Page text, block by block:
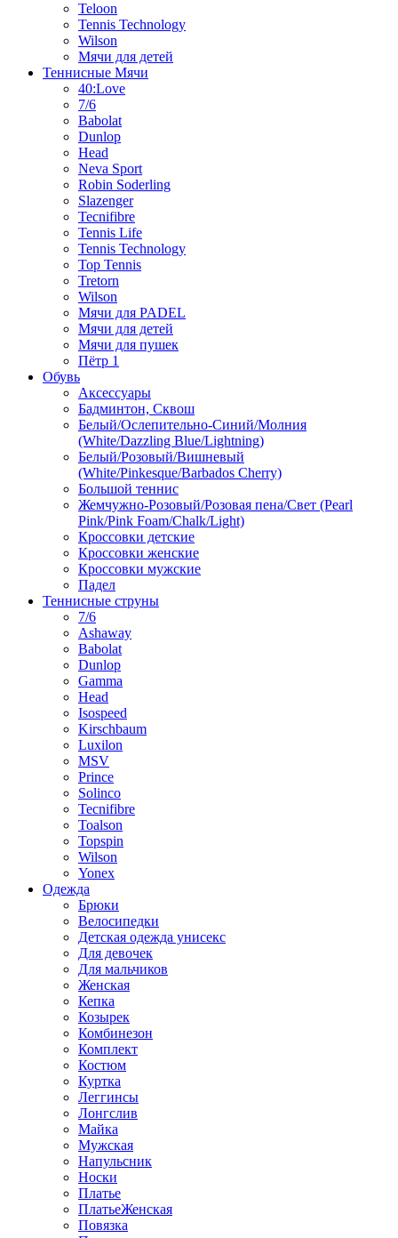
Teloon
Tennis Technology
Wilson
Мячи для детей
Теннисные Мячи
40:Love
7/6
Babolat
Dunlop
Head
Neva Sport
Robin Soderling
Slazenger
Tecnifibre
Tennis Life
Tennis Technology
Top Tennis
Tretorn
Wilson
Мячи для PADEL
Мячи для детей
Мячи для пушек
Пётр 1
Обувь
Аксессуары
Бадминтон, Сквош
Белый/Ослепительно-Синий/Молния
(White/Dazzling Blue/Lightning)
Белый/Розовый/Вишневый
(White/Pinkesque/Barbados Cherry)
Большой теннис
Жемчужно-Розовый/Розовая пена/Свет (Pearl
Pink/Pink Foam/Chalk/Light)
Кроссовки детские
Кроссовки женские
Кроссовки мужские
Падел
Теннисные струны
7/6
Ashaway
Babolat
Dunlop
Gamma
Head
Isospeed
Kirschbaum
Luxilon
MSV
Prince
Solinco
Tecnifibre
Toalson
Topspin
Wilson
Yonex
Одежда
Брюки
Велосипедки
Детская одежда унисекс
Для девочек
Для мальчиков
Женская
Кепка
Козырек
Комбинезон
Комплект
Костюм
Куртка
Леггинсы
Лонгслив
Майка
Мужская
Напульсник
Носки
Платье
ПлатьеЖенская
Повязка